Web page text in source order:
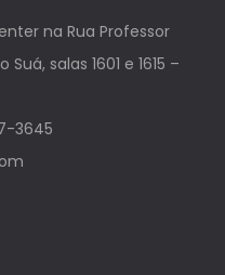
na Rua Professor
salas 1601 e 1615 –
3645